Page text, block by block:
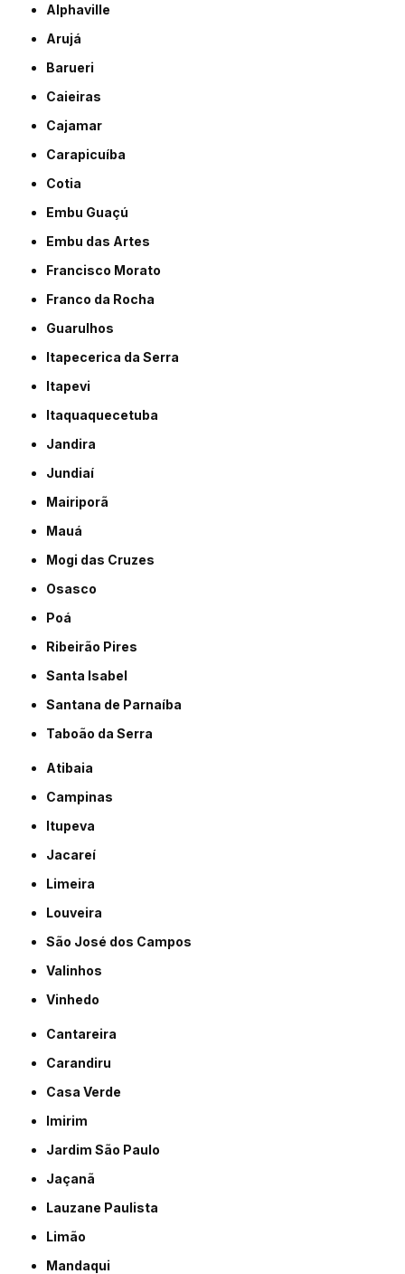
Alphaville
Arujá
Barueri
Caieiras
Cajamar
Carapicuíba
Cotia
Embu Guaçú
Embu das Artes
Francisco Morato
Franco da Rocha
Guarulhos
Itapecerica da Serra
Itapevi
Itaquaquecetuba
Jandira
Jundiaí
Mairiporã
Mauá
Mogi das Cruzes
Osasco
Poá
Ribeirão Pires
Santa Isabel
Santana de Parnaíba
Taboão da Serra
Atibaia
Campinas
Itupeva
Jacareí
Limeira
Louveira
São José dos Campos
Valinhos
Vinhedo
Cantareira
Carandiru
Casa Verde
Imirim
Jardim São Paulo
Jaçanã
Lauzane Paulista
Limão
Mandaqui